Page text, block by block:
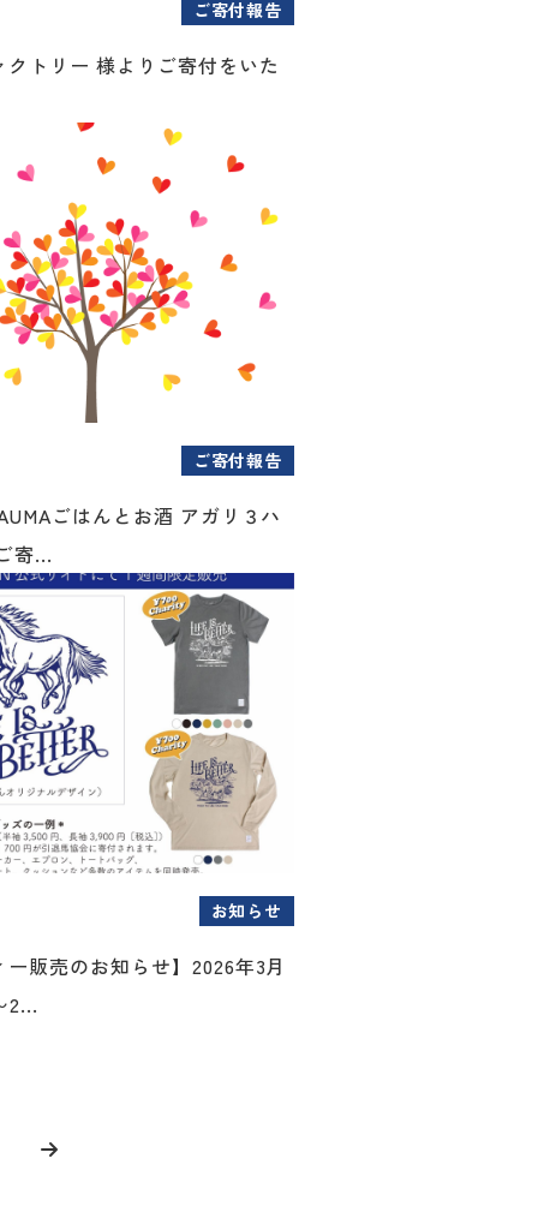
ご寄付報告
クトリー 様よりご寄付をいた
ご寄付報告
ごはんとお酒 アガリ３ハ
寄...
お知らせ
販売のお知らせ】2026年3月
2...